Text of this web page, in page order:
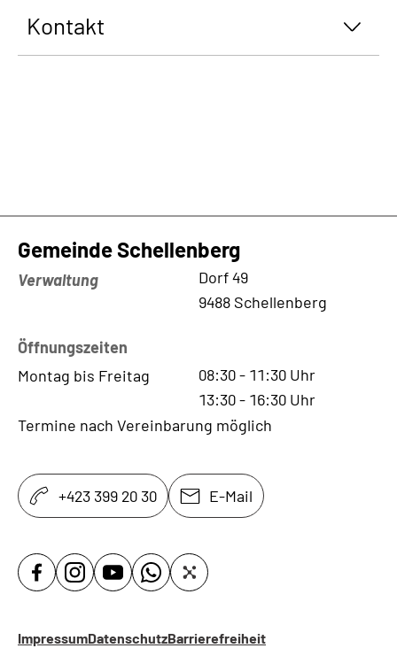
Kontakt
Gemeinde Schellenberg
Verwaltung
Dorf 49
9488 Schellenberg
Öffnungszeiten
Montag bis Freitag
08:30- 11:30 Uhr
13:30- 16:30 Uhr
Termine nach Vereinbarung möglich
+423 399 20 30 E-Mail
ImpressumDatenschutzBarrierefreiheit